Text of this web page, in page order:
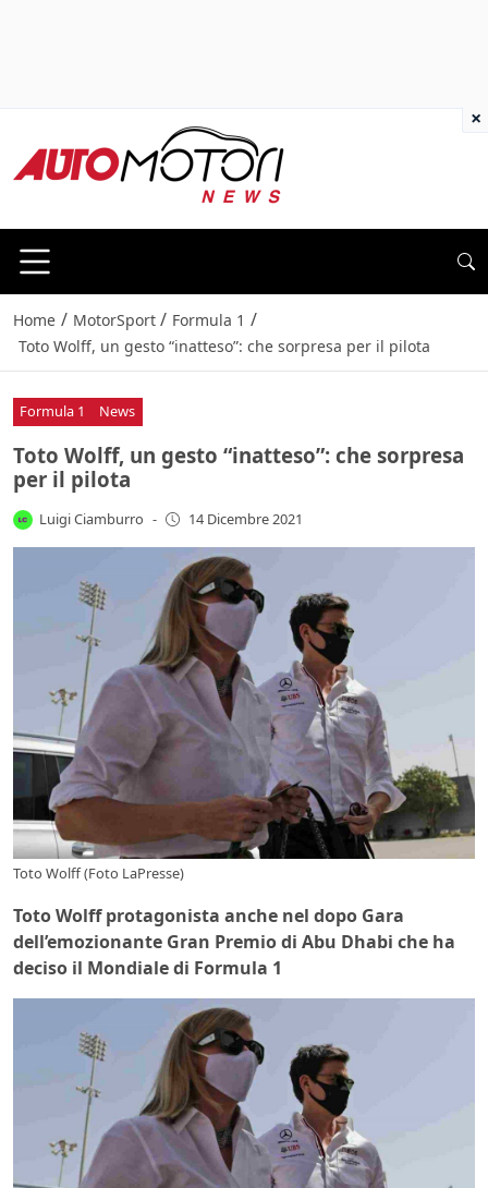
Home / MotorSport / Formula 1 /
Toto Wolff, un gesto “inatteso”: che sorpresa per il pilota
Formula 1 News
Toto Wolff, un gesto “inatteso”: che sorpresa
per il pilota
Luigi Ciamburro - 14 Dicembre 2021
Toto Wolff (Foto LaPresse)
Toto Wolff protagonista anche nel dopo Gara
dell’emozionante Gran Premio di Abu Dhabi che ha
deciso il Mondiale di Formula 1
×